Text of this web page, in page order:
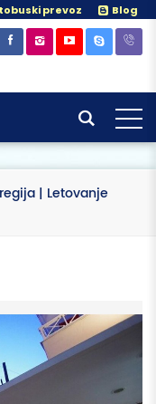
prevoz Blog
| Letovanje